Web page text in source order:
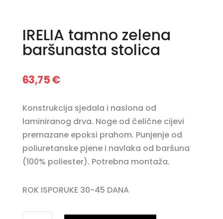
IRELIA tamno zelena
baršunasta stolica
63,75€
Konstrukcija sjedala i naslona od
laminiranog drva. Noge od čelične cijevi
premazane epoksi prahom. Punjenje od
poliuretanske pjene i navlaka od baršuna
(100% poliester). Potrebna montaža.
ROK ISPORUKE 30-45 DANA